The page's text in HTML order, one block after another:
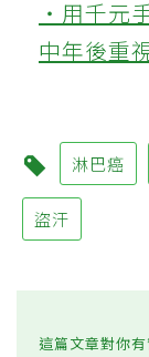
‧用千元
中年後重
淋巴癌
盜汗
這篇文章對你